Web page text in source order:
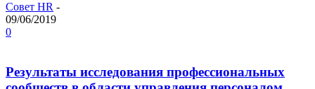
Совет HR -
09/06/2019
0
Результаты исследования профессиональных